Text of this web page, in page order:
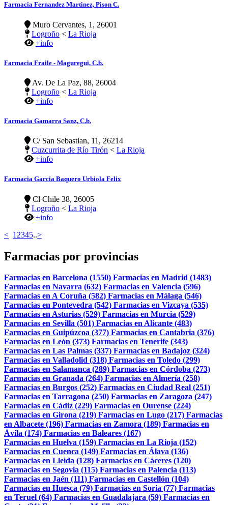
Farmacia Fernandez Martinez, Pison C.
Muro Cervantes, 1, 26001
Logroño < La Rioja
+info
Farmacia Fraile - Maguregui, C.b.
Av. De La Paz, 88, 26004
Logroño < La Rioja
+info
Farmacia Gamarra Sanz, C.b.
C/ San Sebastian, 11, 26214
Cuzcurrita de Río Tirón < La Rioja
+info
Farmacia Garcia Baquero Urbiola Felix
Cl Chile 38, 26005
Logroño < La Rioja
+info
< 1 2345..>
Farmacias por provincias
Farmacias en Barcelona (1550) Farmacias en Madrid (1483)
Farmacias en Navarra (632) Farmacias en Valencia (596)
Farmacias en A Coruña (582) Farmacias en Málaga (546)
Farmacias en Pontevedra (542) Farmacias en Vizcaya (535)
Farmacias en Asturias (529) Farmacias en Murcia (529)
Farmacias en Sevilla (501) Farmacias en Alicante (483)
Farmacias en Guipúzcoa (377) Farmacias en Cantabria (376)
Farmacias en León (373) Farmacias en Tenerife (343)
Farmacias en Las Palmas (337) Farmacias en Badajoz (324)
Farmacias en Valladolid (318) Farmacias en Toledo (299)
Farmacias en Salamanca (289) Farmacias en Córdoba (273)
Farmacias en Granada (264) Farmacias en Almería (258)
Farmacias en Burgos (252) Farmacias en Ciudad Real (251)
Farmacias en Tarragona (250) Farmacias en Zaragoza (247)
Farmacias en Cádiz (229) Farmacias en Ourense (224)
Farmacias en Girona (219) Farmacias en Lugo (217) Farmacias
en Albacete (196) Farmacias en Zamora (189) Farmacias en
Ávila (174) Farmacias en Baleares (167)
Farmacias en Huelva (159) Farmacias en La Rioja (152)
Farmacias en Cuenca (149) Farmacias en Álava (136)
Farmacias en Lleida (128) Farmacias en Cáceres (120)
Farmacias en Segovia (115) Farmacias en Palencia (113)
Farmacias en Jaén (111) Farmacias en Castellón (104)
Farmacias en Huesca (79) Farmacias en Soria (77) Farmacias
en Teruel (64) Farmacias en Guadalajara (59) Farmacias en